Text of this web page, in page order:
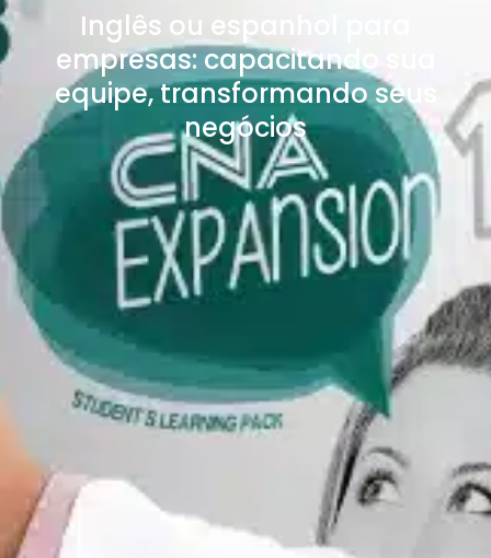
Inglês ou espanhol para
empresas: capacitando sua
equipe, transformando seus
negócios